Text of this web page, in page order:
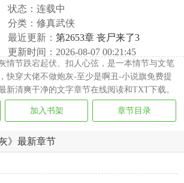
状态：连载中
分类：修真武侠
最近更新： 第2653章 丧尸来了3
更新时间：2026-08-07 00:21:45
情节跌宕起伏、扣人心弦，是一本情节与文笔
快穿大佬不做炮灰-至少是啊丑-小说旗免费提
新清爽干净的文字章节在线阅读和TXT下载。
加入书架 章节目录
》最新章节